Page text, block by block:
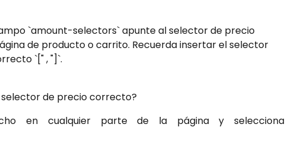
`amount-selectors` apunte al selector de precio
de producto o carrito. Recuerda insertar el selector
`[" , "]`.
de precio correcto?
en cualquier parte de la página y selecciona